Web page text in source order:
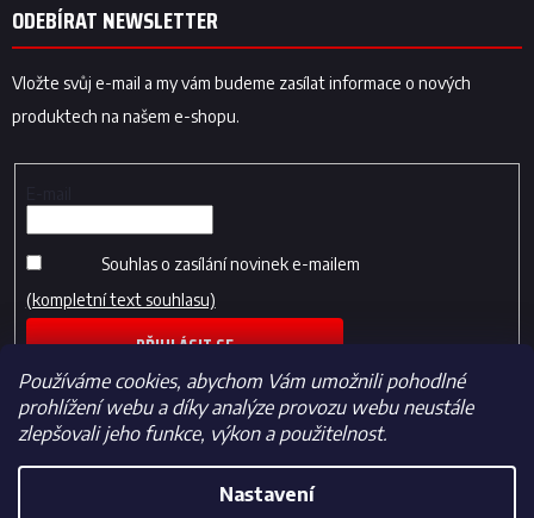
Používáme cookies, abychom Vám umožnili pohodlné
prohlížení webu a díky analýze provozu webu neustále
zlepšovali jeho funkce, výkon a použitelnost.
Nastavení
ODEBÍRAT NEWSLETTER
Vložte svůj e-mail a my vám budeme zasílat informace o nových
produktech na našem e-shopu.
Souhlas o zasílání novinek e-mailem
(kompletní text souhlasu)
PŘIHLÁSIT SE
Vytvořil Shoptet